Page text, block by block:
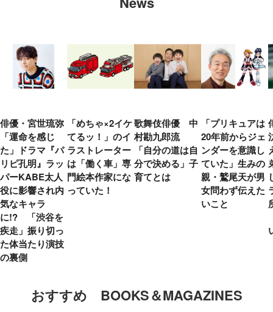
俳優・宮世琉弥
「運命を感じ
た」ドラマ『パ
リピ孔明』ラッ
パーKABE太人
役に影響され内
気なキャラ
に!? 「渋谷を
疾走」振り切っ
た体当たり演技
の裏側
「めちゃ×2イケ
てるッ！」のイ
ラストレーター
は「働く車」専
門絵本作家にな
っていた！
歌舞伎俳優 中
村勘九郎流
「自分の道は自
分で決める」子
育てとは
「プリキュアは
20年前からジェ
ンダーを意識し
ていた」生みの
親・鷲尾天が男
女問わず伝えた
いこと
おすすめ BOOKS＆MAGAZINES